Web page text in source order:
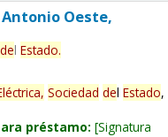
Oeste,
del Estado.
Sociedad del Estado,
préstamo: Signatura